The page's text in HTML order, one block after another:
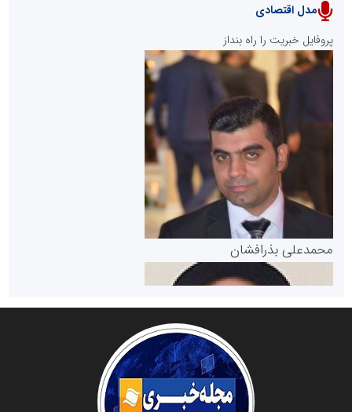
پایگاه خبری نهضت ملی مسکن
پایگاه خبری گفتمان یزد
سازمان بورس و اوراق بهادار
مرجع اخبار موثق در بازارسرمایه
سازمان صنعت،معدن و تجارت
مدل اقتصادی
پروفایل خبریت را راه بنداز
محمدعلی بذرافشان